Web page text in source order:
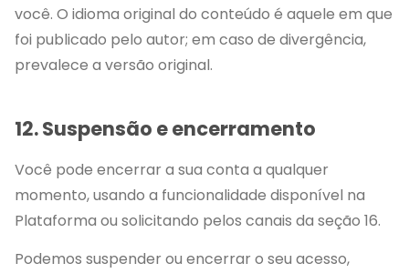
você. O idioma original do conteúdo é aquele em que
foi publicado pelo autor; em caso de divergência,
prevalece a versão original.
12. Suspensão e encerramento
Você pode encerrar a sua conta a qualquer
momento, usando a funcionalidade disponível na
Plataforma ou solicitando pelos canais da seção 16.
Podemos suspender ou encerrar o seu acesso,